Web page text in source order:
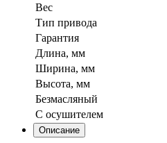
Вес
Тип привода
Гарантия
Длина, мм
Ширина, мм
Высота, мм
Безмасляный
С осушителем
Описание